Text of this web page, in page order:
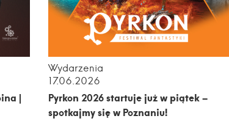
|
Wydarzenia
17.06.2026
Pyrkon 2026 startuje już w piątek –
spotkajmy się w Poznaniu!